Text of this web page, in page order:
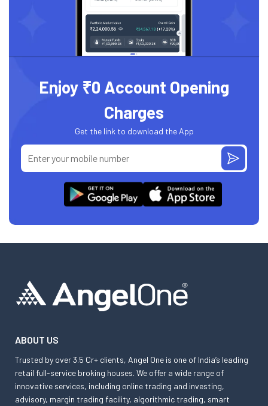
Enjoy ₹0 Account Opening
Charges
Get the link to download the App
ABOUT US
Trusted by over 3.5 Cr+ clients, Angel One is one of India’s leading
retail full-service broking houses. We offer a wide range of
innovative services, including online trading and investing,
advisory, margin trading facility, algorithmic trading, smart